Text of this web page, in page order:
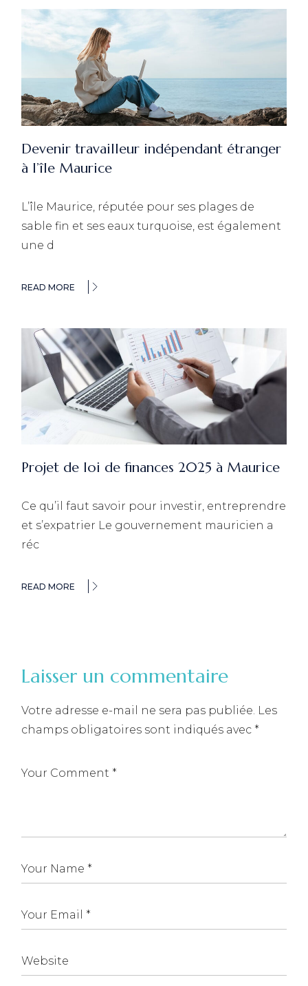
Devenir travailleur indépendant étranger
à l’île Maurice
L’île Maurice, réputée pour ses plages de
sable fin et ses eaux turquoise, est également
une d
READ MORE
Projet de loi de finances 2025 à Maurice
Ce qu’il faut savoir pour investir, entreprendre
et s’expatrier Le gouvernement mauricien a
réc
READ MORE
Laisser un commentaire
Votre adresse e-mail ne sera pas publiée. Les
champs obligatoires sont indiqués avec *